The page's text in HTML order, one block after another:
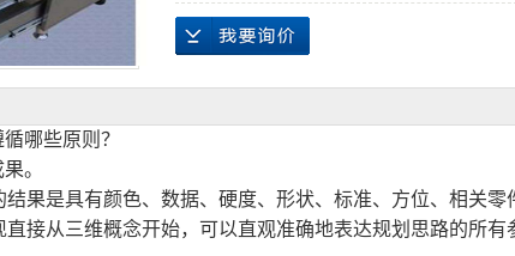
哪些原则？
。
果是具有颜色、数据、硬度、形状、标准、方位、相关零
直接从三维概念开始，可以直观准确地表达规划思路的所